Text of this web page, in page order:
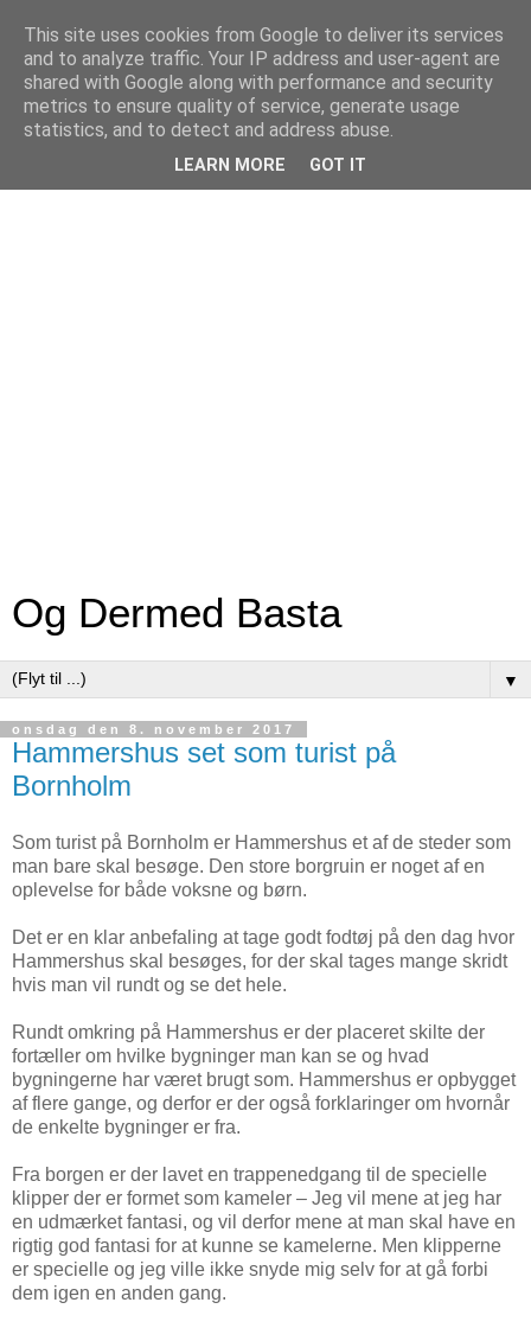
Og Dermed Basta
▼
onsdag den 8. november 2017
Hammershus set som turist på
Bornholm
Som turist på Bornholm er Hammershus et af de steder som
man bare skal besøge. Den store borgruin er noget af en
oplevelse for både voksne og børn.
Det er en klar anbefaling at tage godt fodtøj på den dag hvor
Hammershus skal besøges, for der skal tages mange skridt
hvis man vil rundt og se det hele.
Rundt omkring på Hammershus er der placeret skilte der
fortæller om hvilke bygninger man kan se og hvad
bygningerne har været brugt som. Hammershus er opbygget
af flere gange, og derfor er der også forklaringer om hvornår
de enkelte bygninger er fra.
Fra borgen er der lavet en trappenedgang til de specielle
klipper der er formet som kameler – Jeg vil mene at jeg har
en udmærket fantasi, og vil derfor mene at man skal have en
rigtig god fantasi for at kunne se kamelerne. Men klipperne
er specielle og jeg ville ikke snyde mig selv for at gå forbi
dem igen en anden gang.
This site uses cookies from Google to deliver its services
and to analyze traffic. Your IP address and user-agent are
shared with Google along with performance and security
metrics to ensure quality of service, generate usage
statistics, and to detect and address abuse.
LEARN MORE GOT IT